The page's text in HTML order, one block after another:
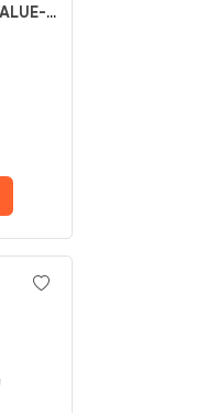
Ceat 400/55 R22.5 T422 VALUE-PRO